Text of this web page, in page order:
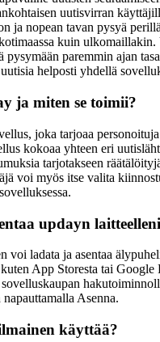
uutisvirran
ja nopean tavan pysyä
kuin
pysymään paremmin ajan
helposti yhdellä
ja miten se toimii?
joka tarjoaa
kokoaa yhteen eri
tarjotakseen
voi myös itse valita
updayn
voi ladata ja asentaa
App Storesta tai Google
napauttamalla Asenna.
käyttää?